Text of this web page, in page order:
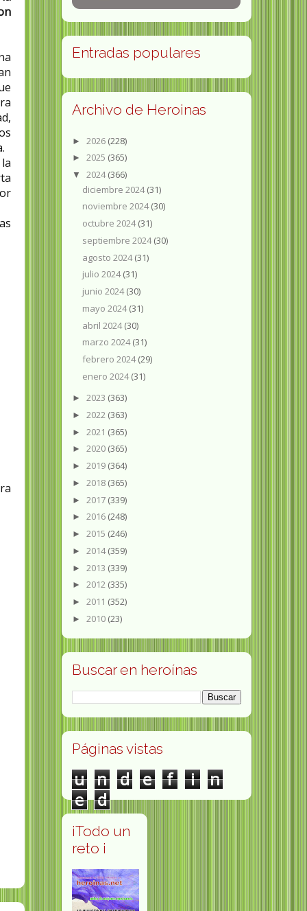
Entradas populares
Archivo de Heroinas
► 2026 (228)
► 2025 (365)
▼ 2024(366)
diciembre 2024(31)
noviembre 2024(30)
octubre 2024(31)
septiembre 2024(30)
agosto 2024(31)
julio 2024(31)
junio 2024(30)
mayo 2024(31)
abril 2024(30)
marzo 2024(31)
febrero 2024(29)
enero 2024(31)
► 2023 (363)
► 2022 (363)
► 2021 (365)
► 2020 (365)
► 2019 (364)
► 2018 (365)
► 2017 (339)
► 2016 (248)
► 2015 (246)
► 2014(359)
► 2013 (339)
► 2012 (335)
► 2011 (352)
► 2010 (23)
Buscar en heroínas
Páginas vistas
u n d e f i
n
e d
¡Todo un
reto ¡